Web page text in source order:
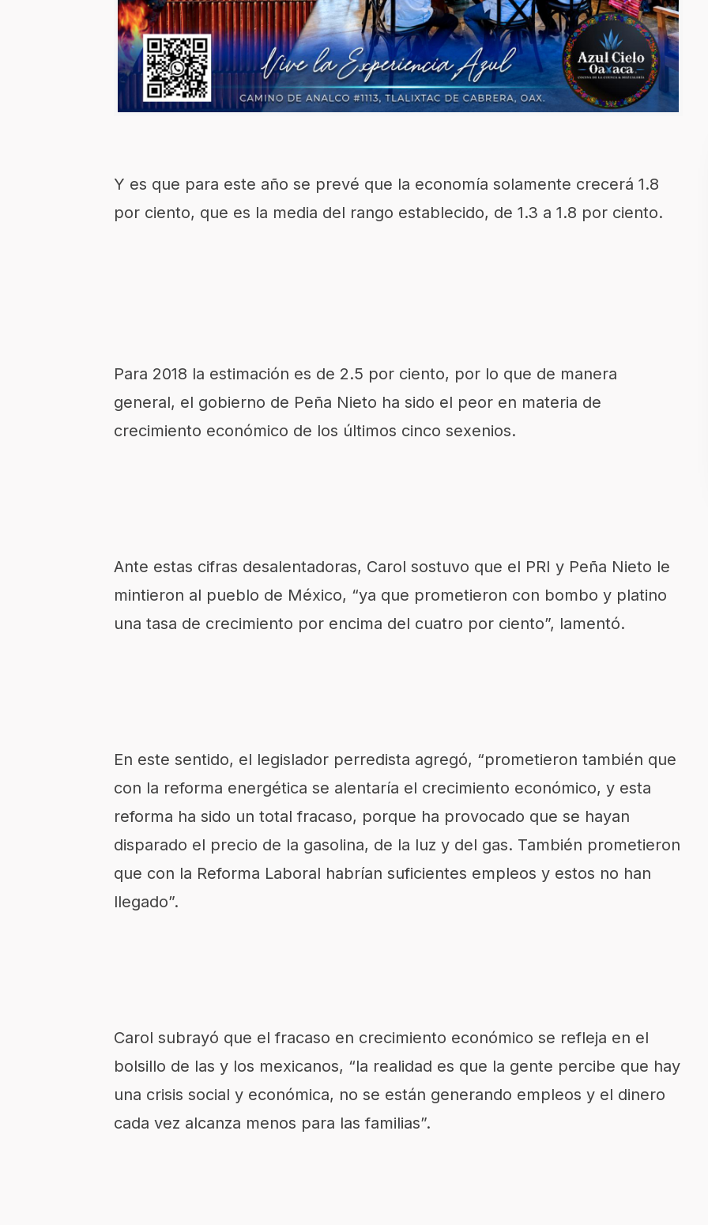
Y es que para este año se prevé que la economía solamente crecerá 1.8
por ciento, que es la media del rango establecido, de 1.3 a 1.8 por ciento.
Para 2018 la estimación es de 2.5 por ciento, por lo que de manera
general, el gobierno de Peña Nieto ha sido el peor en materia de
crecimiento económico de los últimos cinco sexenios.
Ante estas cifras desalentadoras, Carol sostuvo que el PRI y Peña Nieto le
mintieron al pueblo de México, “ya que prometieron con bombo y platino
una tasa de crecimiento por encima del cuatro por ciento”, lamentó.
En este sentido, el legislador perredista agregó, “prometieron también que
con la reforma energética se alentaría el crecimiento económico, y esta
reforma ha sido un total fracaso, porque ha provocado que se hayan
disparado el precio de la gasolina, de la luz y del gas. También prometieron
que con la Reforma Laboral habrían suficientes empleos y estos no han
llegado”.
Carol subrayó que el fracaso en crecimiento económico se refleja en el
bolsillo de las y los mexicanos, “la realidad es que la gente percibe que hay
una crisis social y económica, no se están generando empleos y el dinero
cada vez alcanza menos para las familias”.